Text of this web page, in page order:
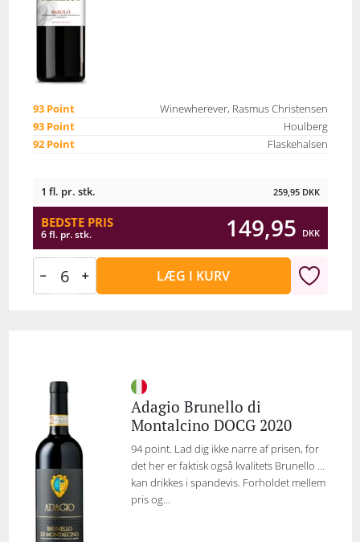
93 Point
Winewherever, Rasmus Christensen
93 Point
Houlberg
92 Point
Flaskehalsen
1 fl. pr. stk. 259,95 DKK
BEDSTE PRIS
6 fl. pr. stk. 149,95 DKK
LÆG I KURV
Adagio Brunello di
Montalcino DOCG 2020
94 point. Lad dig ikke narre af prisen, for
det her er faktisk også kvalitets Brunello ...
kan drikkes i spandevis. Forholdet mellem
pris og...